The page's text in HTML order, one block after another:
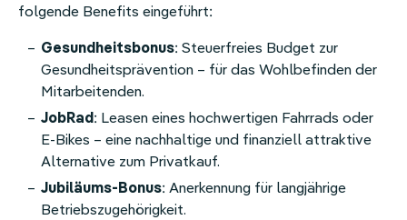
folgende Benefits eingeführt:
Gesundheitsbonus: Steuerfreies Budget zur
Gesundheitsprävention – für das Wohlbefinden der
Mitarbeitenden.
JobRad: Leasen eines hochwertigen Fahrrads oder
E-Bikes – eine nachhaltige und finanziell attraktive
Alternative zum Privatkauf.
Jubiläums-Bonus: Anerkennung für langjährige
Betriebszugehörigkeit.